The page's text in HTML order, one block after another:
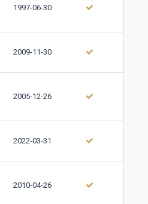
1997-06-30
2009-11-30
2005-12-26
2022-03-31
2010-04-26